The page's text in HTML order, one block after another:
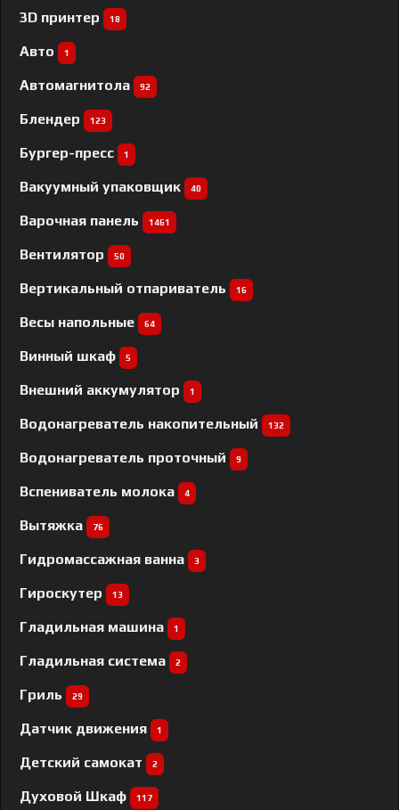
3D принтер 18
Авто 1
Автомагнитола 92
Блендер 123
Бургер-пресс 1
Вакуумный упаковщик 40
Варочная панель 1461
Вентилятор 50
Вертикальный отпариватель 16
Весы напольные 64
Винный шкаф 5
Внешний аккумулятор 1
Водонагреватель накопительный 132
Водонагреватель проточный 9
Вспениватель молока 4
Вытяжка 76
Гидромассажная ванна 3
Гироскутер 13
Гладильная машина 1
Гладильная система 2
Гриль 29
Датчик движения 1
Детский самокат 2
Духовой Шкаф 117